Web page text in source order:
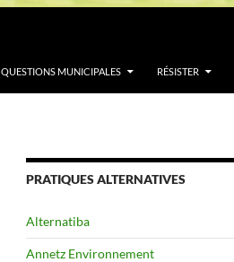
QUESTIONS MUNICIPALES RÉSISTER
PRATIQUES ALTERNATIVES
Alternatiba
Annetz Environnement